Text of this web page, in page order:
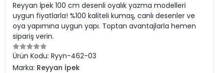
Reyyan İpek 100 cm desenli oyalık yazma modelleri
uygun fiyatlarla! %100 kaliteli kumaş, canlı desenler ve
oya yapımına uygun yapı. Toptan avantajlarla hemen
sipariş verin.
Ürün Kodu: Ryyn-462-03
Marka: Reyyan İpek